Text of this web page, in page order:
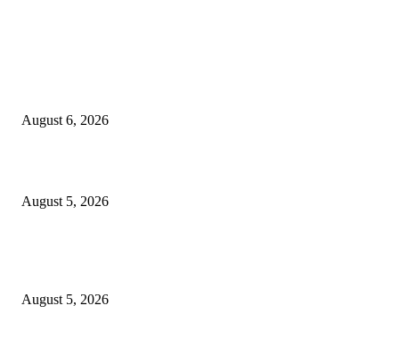
August 6, 2026
August 5, 2026
August 5, 2026